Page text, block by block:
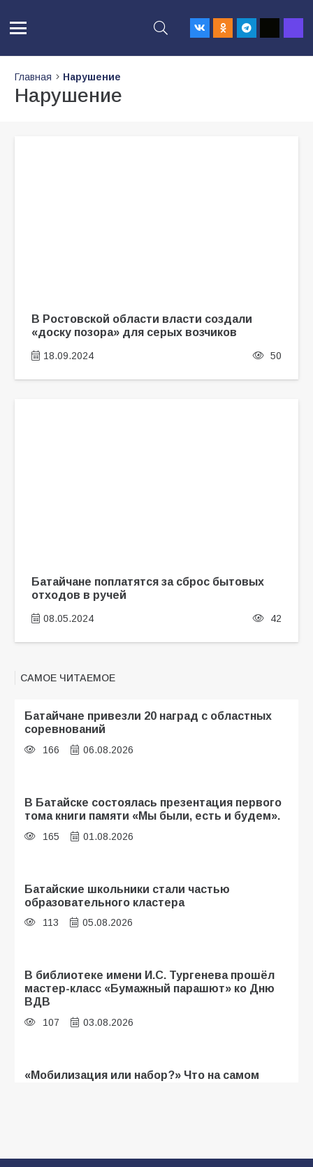
Главная Нарушение
Нарушение
В Ростовской области власти создали
«доску позора» для серых возчиков
18.09.2024 50
Батайчане поплатятся за сброс бытовых
отходов в ручей
08.05.2024 42
САМОЕ ЧИТАЕМОЕ
Батайчане привезли 20 наград с областных
соревнований
166 06.08.2026
В Батайске состоялась презентация первого
тома книги памяти «Мы были, есть и будем».
165 01.08.2026
Батайские школьники стали частью
образовательного кластера
113 05.08.2026
В библиотеке имени И.С. Тургенева прошёл
мастер-класс «Бумажный парашют» ко Дню
ВДВ
107 03.08.2026
«Мобилизация или набор?» Что на самом